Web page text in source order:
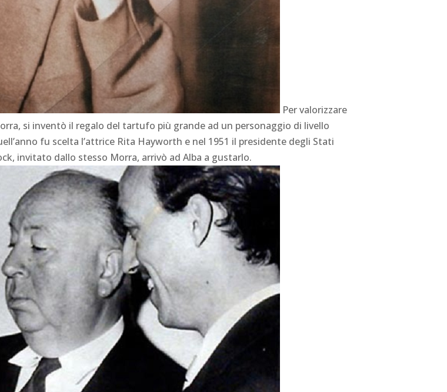
Per valorizzare
si inventò il regalo del tartufo più grande ad un personaggio di livello
fu scelta l’attrice Rita Hayworth e nel 1951 il presidente degli Stati
invitato dallo stesso Morra, arrivò ad Alba a gustarlo.